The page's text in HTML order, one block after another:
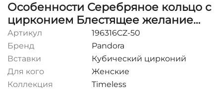
Особенности Серебряное кольцо с
цирконием Блестящее желание
Pandora Moments
Артикул
196316CZ-50
Бренд
Pandora
Вставки
Кубический цирконий
Для кого
Женские
Коллекция
Timeless